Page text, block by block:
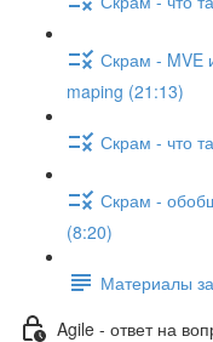
Скрам - MVE
maping (21:13)
Скрам - что
Скрам -
(8:20)
Материалы
Agile - ответ на